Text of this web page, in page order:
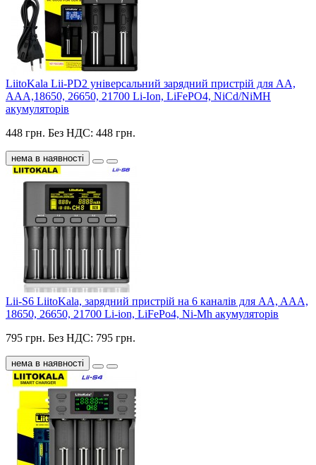
LiitoKala Lii-PD2 універсальний зарядний пристрій для АА,
ААА,18650, 26650, 21700 Li-Ion, LiFePO4, NiCd/NiMH
акумуляторів
448 грн. Без НДС: 448 грн.
нема в наявності
Lii-S6 LiitoKala, зарядний пристрій на 6 каналів для AA, AAA,
18650, 26650, 21700 Li-ion, LiFePo4, Ni-Mh акумуляторів
795 грн. Без НДС: 795 грн.
нема в наявності